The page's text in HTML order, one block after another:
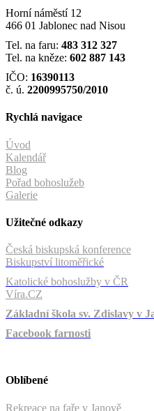
Horní náměstí 12
466 01 Jablonec nad Nisou
Tel. na faru: 483 312 327
Tel. na kněze: 602 887 143
IČO: 16390113
č. ú. 2200995750/2010
Rychlá navigace
Úvod
Kalendář
Blog
Pořad bohoslužeb
Galerie
Užitečné odkazy
Česká biskupská konference
Biskupství litoměřické
Katolické bohoslužby v ČR
Víra.CZ
Základní škola sv. Zdislavy v
Facebook farnosti
Oblíbené
Rekreace na faře v Janově